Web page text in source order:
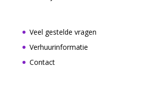
Veel gestelde vragen
Verhuurinformatie
Contact